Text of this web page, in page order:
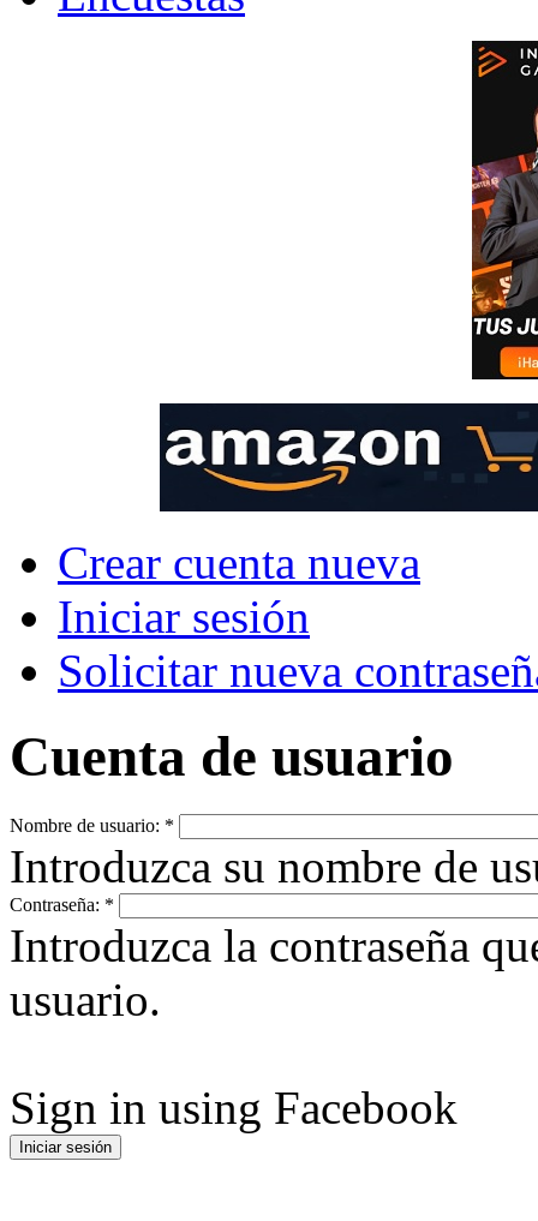
Crear cuenta nueva
Iniciar sesión
Solicitar nueva
Cuenta de usuario
Nombre de usuario: *
Introduzca su nombre de
Contraseña: *
Introduzca la contraseña
usuario.
Sign in using Facebook